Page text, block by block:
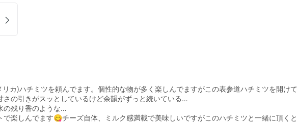
カ)ハチミツを頼んでます。個性的な物が多く楽しんでますがこの表参道ハチミツを開け
の引きがスッとしているけど余韻がずっと続いている…
の残り香のような…
楽しんでます😋チーズ自体、ミルク感満載で美味しいですがこのハチミツと一緒に頂く